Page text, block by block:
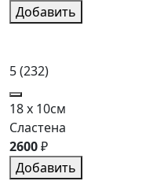
Добавить
5(232)
18 x 10см
Сластена
2600₽
Добавить